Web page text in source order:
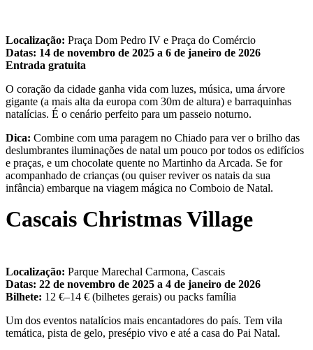
Localização: Praça Dom Pedro IV e Praça do Comércio
Datas: 14 de novembro de 2025 a 6 de janeiro de 2026
Entrada gratuita
O coração da cidade ganha vida com luzes, música, uma árvore
gigante (a mais alta da europa com 30m de altura) e barraquinhas
natalícias. É o cenário perfeito para um passeio noturno.
Dica: Combine com uma paragem no Chiado para ver o brilho das
deslumbrantes iluminações de natal um pouco por todos os edifícios
e praças, e um chocolate quente no Martinho da Arcada. Se for
acompanhado de crianças (ou quiser reviver os natais da sua
infância) embarque na viagem mágica no Comboio de Natal.
Cascais Christmas Village
Localização: Parque Marechal Carmona, Cascais
Datas: 22 de novembro de 2025 a 4 de janeiro de 2026
Bilhete: 12 €–14 € (bilhetes gerais) ou packs família
Um dos eventos natalícios mais encantadores do país. Tem vila
temática, pista de gelo, presépio vivo e até a casa do Pai Natal.